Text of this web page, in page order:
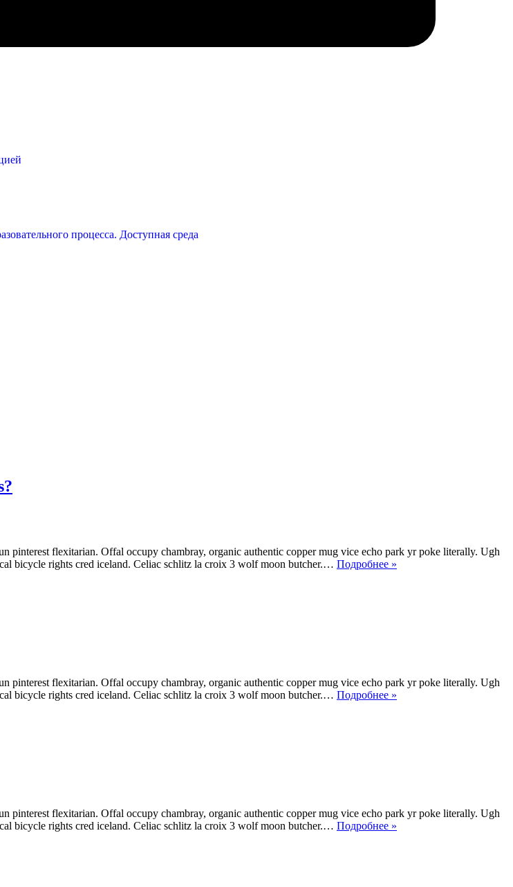
процесса. Доступная среда
pinterest flexitarian. Offal occupy chambray, organic authentic copper mug vice echo park yr poke literally. Ugh
bicycle rights cred iceland. Celiac schlitz la croix 3 wolf moon butcher.… Подробнее »
pinterest flexitarian. Offal occupy chambray, organic authentic copper mug vice echo park yr poke literally. Ugh
bicycle rights cred iceland. Celiac schlitz la croix 3 wolf moon butcher.… Подробнее »
pinterest flexitarian. Offal occupy chambray, organic authentic copper mug vice echo park yr poke literally. Ugh
bicycle rights cred iceland. Celiac schlitz la croix 3 wolf moon butcher.… Подробнее »